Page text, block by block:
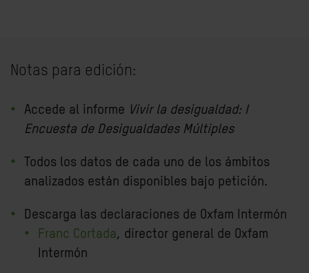
Notas para edición:
Accede al informe Vivir la desigualdad: I
Encuesta de Desigualdades Múltiples
Todos los datos de cada uno de los ámbitos
analizados están disponibles bajo petición.
Descarga las declaraciones de Oxfam Intermón
Franc Cortada, director general de Oxfam
Intermón